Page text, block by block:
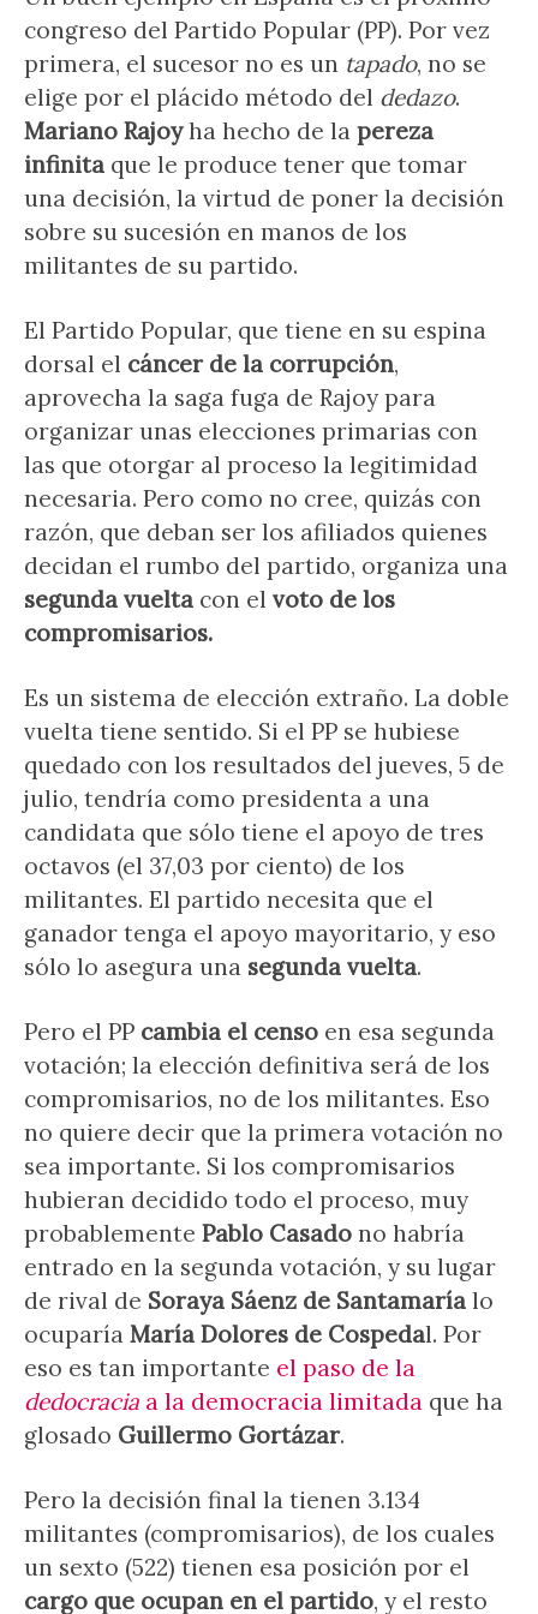
congreso del Partido Popular (PP). Por vez
primera, el sucesor no es un tapado, no se
elige por el plácido método del dedazo.
Mariano Rajoyha hecho de la pereza
infinita que le produce tener que tomar
una decisión, la virtud de poner la decisión
sobre su sucesión en manos de los
militantes de su partido.
El Partido Popular, que tiene en su espina
dorsal el cáncer de la corrupción,
aprovecha la saga fuga de Rajoy para
organizar unas elecciones primarias con
las que otorgar al proceso la legitimidad
necesaria. Pero como no cree, quizás con
razón, que deban ser los afiliados quienes
decidan el rumbo del partido, organiza una
segunda vuelta con el voto de los
compromisarios.
Es un sistema de elección extraño. La doble
vuelta tiene sentido. Si el PP se hubiese
quedado con los resultados del jueves, 5 de
julio, tendría como presidenta a una
candidata que sólo tiene el apoyo de tres
octavos (el 37,03 por ciento) de los
militantes. El partido necesita que el
ganador tenga el apoyo mayoritario, y eso
sólo lo asegura una segunda vuelta.
Pero el PP cambia el censo en esa segunda
votación; la elección definitiva será de los
compromisarios, no de los militantes. Eso
no quiere decir que la primera votación no
sea importante. Si los compromisarios
hubieran decidido todo el proceso, muy
probablemente Pablo Casado no habría
entrado en la segunda votación, y su lugar
de rival de Soraya Sáenz de Santamaría lo
ocuparía María Dolores de Cospedal. Por
eso es tan importante el paso de la
dedocracia a la democracia limitada que ha
glosado Guillermo Gortázar.
Pero la decisión final la tienen 3.134
militantes (compromisarios), de los cuales
un sexto (522) tienen esa posición por el
cargo que ocupan en el partido, y el resto